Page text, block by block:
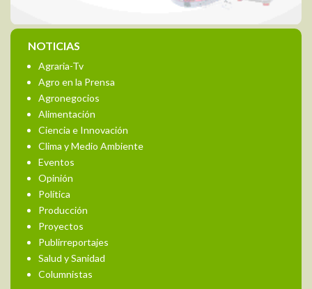
NOTICIAS
Agraria-Tv
Agro en la Prensa
Agronegocios
Alimentación
Ciencia e Innovación
Clima y Medio Ambiente
Eventos
Opinión
Política
Producción
Proyectos
Publirreportajes
Salud y Sanidad
Columnistas